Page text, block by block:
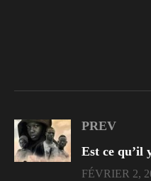
PREV
FÉVRIER 2,